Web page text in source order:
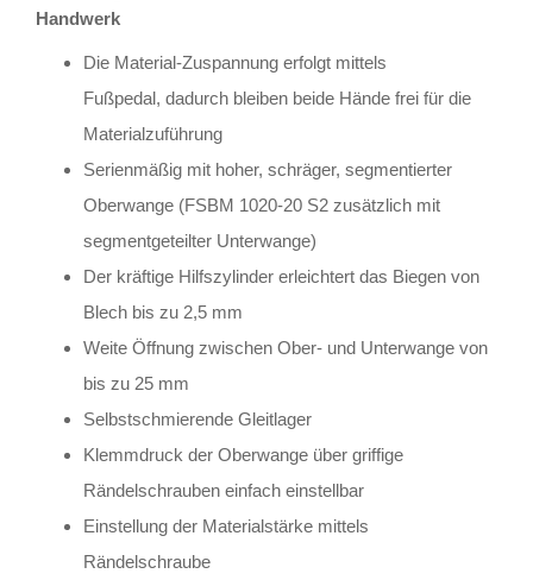
Handwerk
Die Material-Zuspannung erfolgt mittels
Fußpedal, dadurch bleiben beide Hände frei für die
Materialzuführung
Serienmäßig mit hoher, schräger, segmentierter
Oberwange (FSBM 1020-20 S2 zusätzlich mit
segmentgeteilter Unterwange)
Der kräftige Hilfszylinder erleichtert das Biegen von
Blech bis zu 2,5 mm
Weite Öffnung zwischen Ober- und Unterwange von
bis zu 25 mm
Selbstschmierende Gleitlager
Klemmdruck der Oberwange über griffige
Rändelschrauben einfach einstellbar
Einstellung der Materialstärke mittels
Rändelschraube